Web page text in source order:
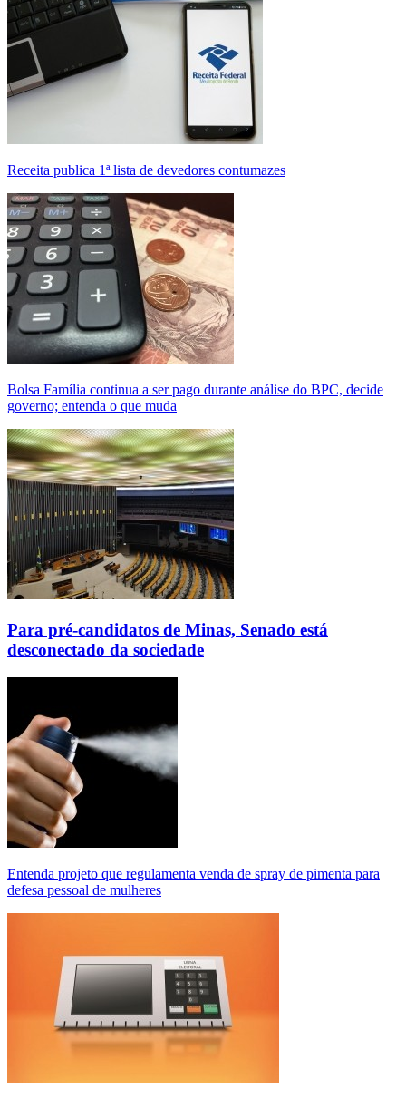
Receita publica 1ª lista de devedores contumazes
Bolsa Família continua a ser pago durante análise do BPC, decide
governo; entenda o que muda
Para pré-candidatos de Minas, Senado está
desconectado da sociedade
Entenda projeto que regulamenta venda de spray de pimenta para
defesa pessoal de mulheres